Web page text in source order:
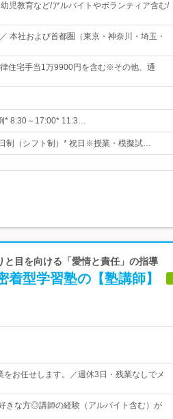
児教育など/アルバイトやボランティア含む/
本社および首都圏（東京・神奈川・埼玉・
住宅手当1万9900円を含む※その他、通
* 8:30～17:00* 11:3…
制（シフト制）* 祝日※授業・模擬試…
目を向ける「愛情と責任」の指導
型学習塾の【塾講師】
をお任せします。／週休3日・残業なしでメ
きな方◎講師の経験（アルバイト含む）が